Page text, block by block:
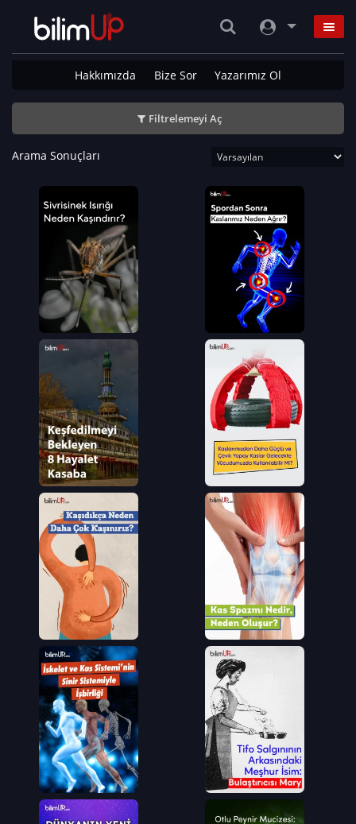
Hakkımızda Bize Sor Yazarımız Ol
Filtrelemeyi Aç
Arama Sonuçları